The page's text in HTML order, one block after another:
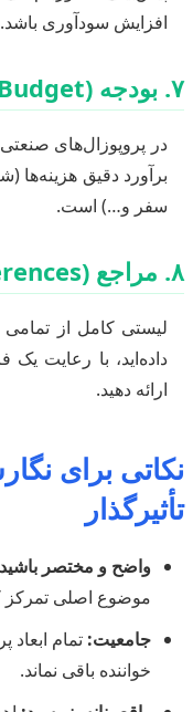
افزایش سودآوری باشد.
۷. بودجه (Budget)
در پروپوزال‌های
برآورد دقیق هزینه‌ها
سفر و…) است.
۸. مراجع (References)
لیستی کامل از تمامی
ارائه دهید.
نکاتی برای
تأثیرگذار
واضح و مختصر
موضوع اصلی تمرکز
جامعیت: تمام
خواننده باقی نماند.